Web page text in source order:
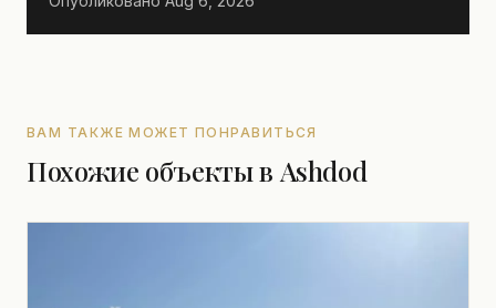
ВАМ ТАКЖЕ МОЖЕТ ПОНРАВИТЬСЯ
Похожие объекты в Ashdod